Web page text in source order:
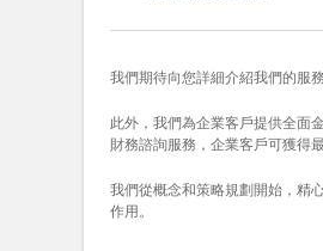
我們期待向您詳細介紹我們的服
此外，我們為企業客戶提供全面
財務諮詢服務，企業客戶可獲得
我們從概念和策略規劃開始，精
作用。